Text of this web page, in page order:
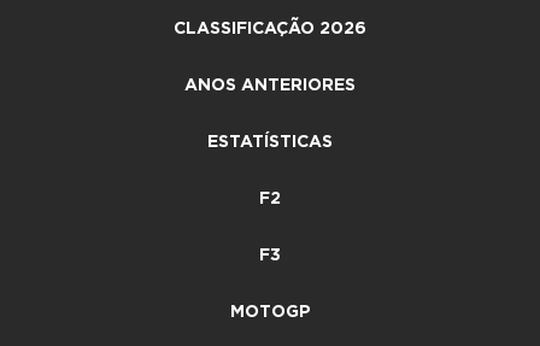
CLASSIFICAÇÃO 2026
ANOS ANTERIORES
ESTATÍSTICAS
F2
F3
MOTOGP